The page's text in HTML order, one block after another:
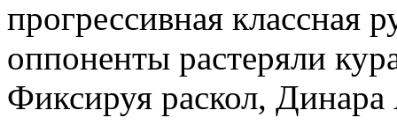
прогрессивная классная
оппоненты растеряли
Фиксируя раскол, Динара